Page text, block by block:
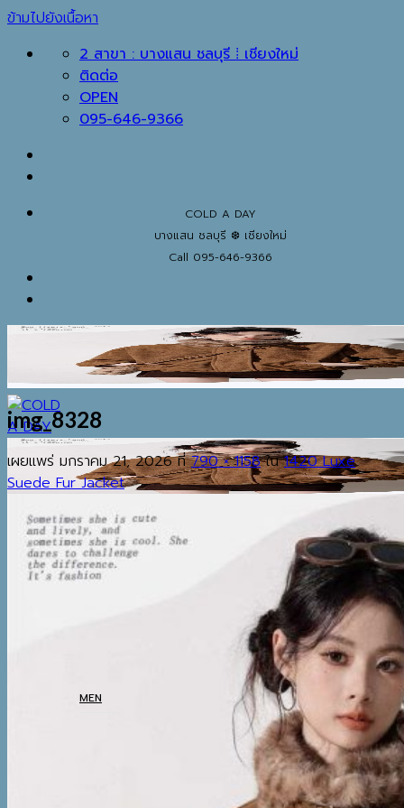
ข้ามไปยังเนื้อหา
2 สาขา : บางแสน ชลบุรี ⁞ เชียงใหม่
ติดต่อ
OPEN
095-646-9366
COLD A DAY
บางแสน ชลบุรี ❆ เชียงใหม่
Call 095-646-9366
EST.2013
เมนู
MEN
THERMAL UNDERWEAR
img_8328
เผยแพร่ มกราคม 21, 2026ที่790 × 1158ใน1420 Luxe
Suede Fur Jacket